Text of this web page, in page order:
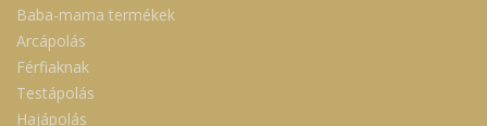
Baba-mama termékek
Arcápolás
Férfiaknak
Testápolás
Hajápolás